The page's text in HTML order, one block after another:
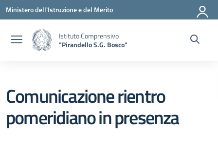
Vai ai contenuti
Vai al menu di navigazione
Vai al footer
Ministero dell'Istruzione e del Merito
Istituto Comprensivo
"Pirandello S.G. Bosco"
Comunicazione rientro
pomeridiano in presenza